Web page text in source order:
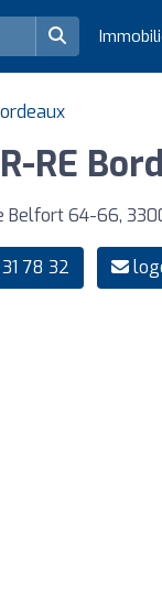
RE
Belfort 64-66,
78 32